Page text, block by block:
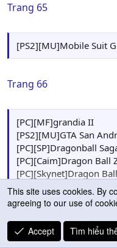
Trang 65
[PS2][MU]Mobile Suit
Trang 66
[PC][MF]grandia II
[PS2][MU]GTA San
[PC][SP]Dragonball
[PC][Caim]Dragon Ball
[PC][Skynet]Dragon
[PC][Caim]DragonBall
[PC][Sp]World Warriors
[PC][Zidu]Jump
[PC][MF][Dragon ball Z
[PC][MF]Big power
Trang 67
This site uses cookies. By
agreeing to our use of
Accept Tìm hiểu